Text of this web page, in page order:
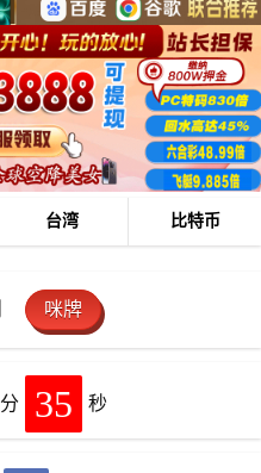
台湾 比特币
咪牌
分 35 秒